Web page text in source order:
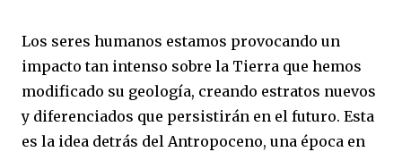
Los seres humanos estamos provocando un
impacto tan intenso sobre la Tierra que hemos
modificado su geología, creando estratos nuevos
y diferenciados que persistirán en el futuro. Esta
es la idea detrás del Antropoceno, una época en